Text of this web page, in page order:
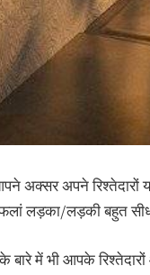
अक्सर अपने रिश्तेदारों
लड़का/लड़की बहुत
बारे में भी आपके